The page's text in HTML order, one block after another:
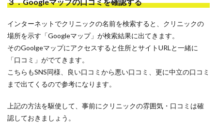
３．Googleマップの口コミを確認する
インターネットでクリニックの名前を検索すると、クリニックの
場所を示す「Googleマップ」が検索結果に出てきます。
そのGoolgeマップにアクセスすると住所とサイトURLと一緒に
「口コミ」がでてきます。
こちらもSNS同様、良い口コミから悪い口コミ、更に中立の口コミ
まで出てくるので参考になります。
上記の方法を駆使して、事前にクリニックの雰囲気・口コミは確
認しておきましょう。